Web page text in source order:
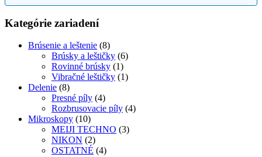
Kategórie zariadení
Brúsenie a leštenie (8)
Brúsky a leštičky (6)
Rovinné brúsky (1)
Vibračné leštičky (1)
Delenie (8)
Presné píly (4)
Rozbrusovacie píly (4)
Mikroskopy (10)
MEIJI TECHNO (3)
NIKON (2)
OSTATNÉ (4)